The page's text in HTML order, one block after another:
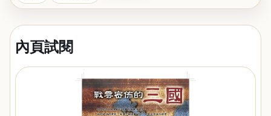
內頁試閱